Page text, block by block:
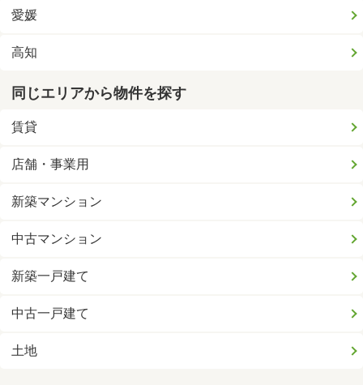
愛媛
高知
同じエリアから物件を探す
賃貸
店舗・事業用
新築マンション
中古マンション
新築一戸建て
中古一戸建て
土地